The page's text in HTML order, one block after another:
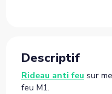
Descriptif
Rideau anti feu sur
feu M1.